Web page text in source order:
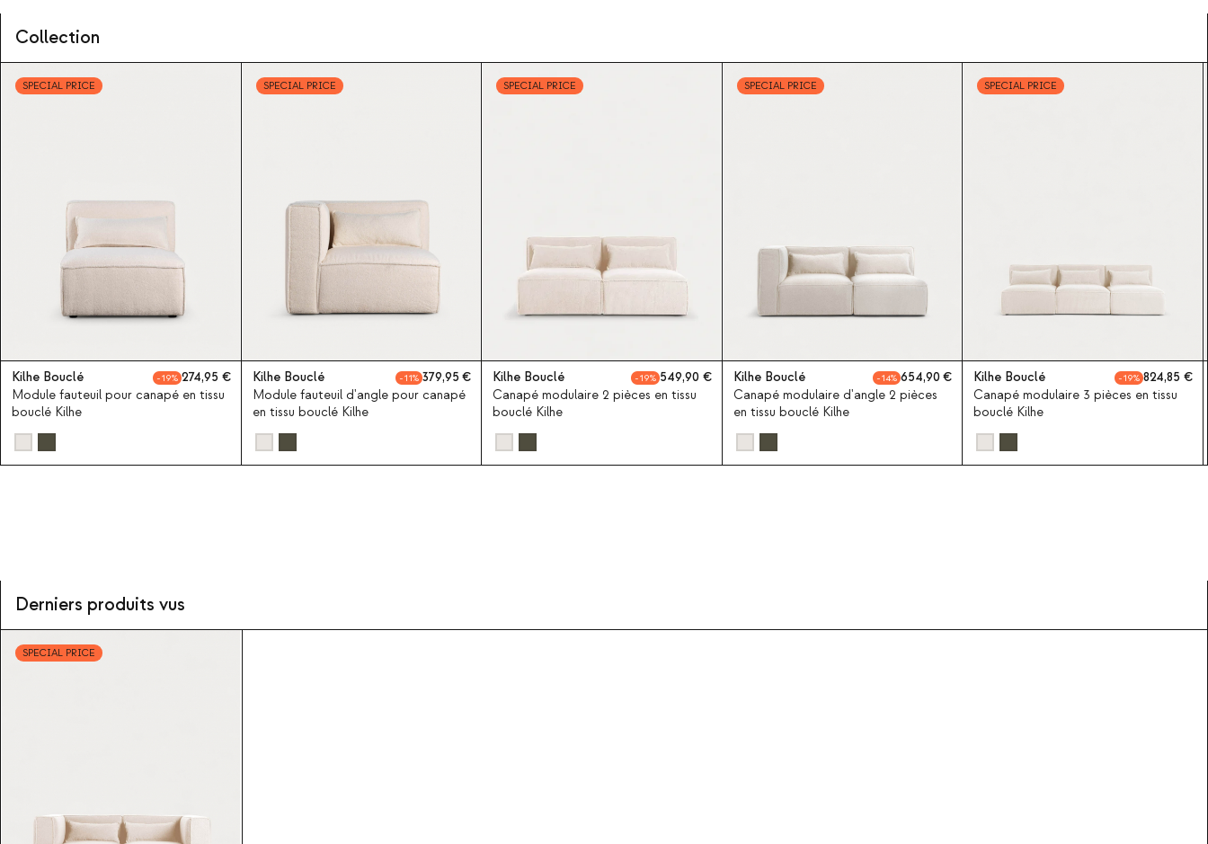
Collection
SPECIAL PRICE
Kilhe Bouclé 19
274,95
Module fauteuil pour canapé en tissu
bouclé Kilhe
SPECIAL PRICE
Kilhe Bouclé 11
379,95
Module fauteuil d'angle pour canapé
en tissu bouclé Kilhe
SPECIAL PRICE
Kilhe Bouclé 19
549,90
Canapé modulaire 2 pièces en tissu
bouclé Kilhe
SPECIAL PRICE
Kilhe Bouclé 14
654,90
Canapé modulaire d'angle 2 pièces
en tissu bouclé Kilhe
SPECIAL PRICE
Kilhe Bouclé 19
824,85
Canapé modulaire 3 pièces en tissu
bouclé Kilhe
Derniers produits vus
SPECIAL PRICE